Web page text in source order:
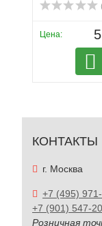
теплый пол
комфортная
подходит
Цена:
КОНТАКТЫ
г. Москва
+7 (495)
+7 (901) 547-
Розничная